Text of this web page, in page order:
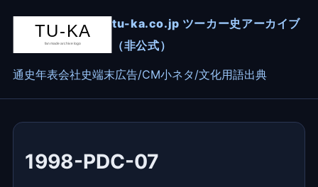
tu-ka.co.jp ツーカー史アーカイブ
（非公式）
通史年表会社史端末広告/CM小ネタ/文化用語出典
1998-PDC-07